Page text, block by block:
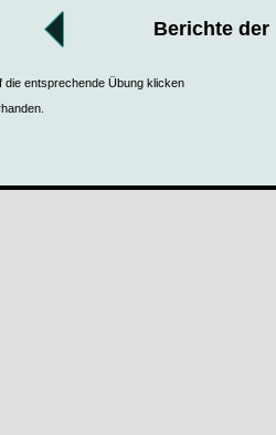
Berichte der
die entsprechende Übung klicken